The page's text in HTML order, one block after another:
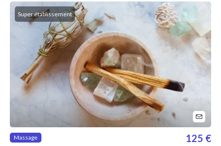
Super établissement
Massage 125 €